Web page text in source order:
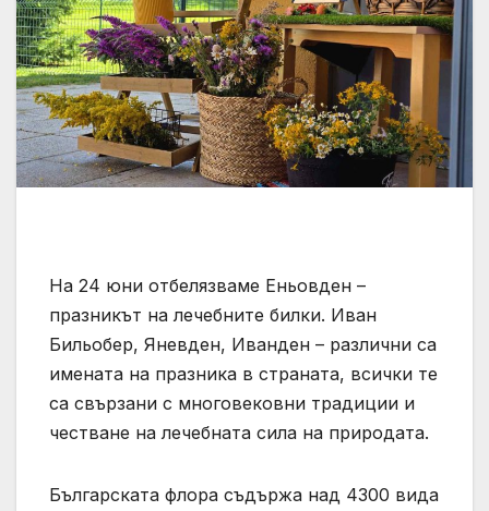
На 24 юни отбелязваме Еньовден –
празникът на лечебните билки. Иван
Бильобер, Яневден, Иванден – различни са
имената на празника в страната, всички те
са свързани с многовековни традиции и
честване на лечебната сила на природата.
Българската флора съдържа над 4300 вида